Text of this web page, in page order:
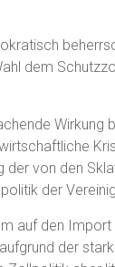
dem
Wirkung
von den
der
auf den
der